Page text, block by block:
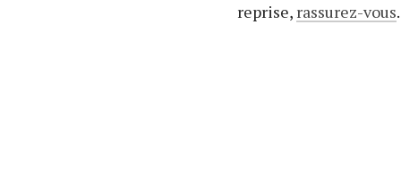
reprise, rassurez-vous.